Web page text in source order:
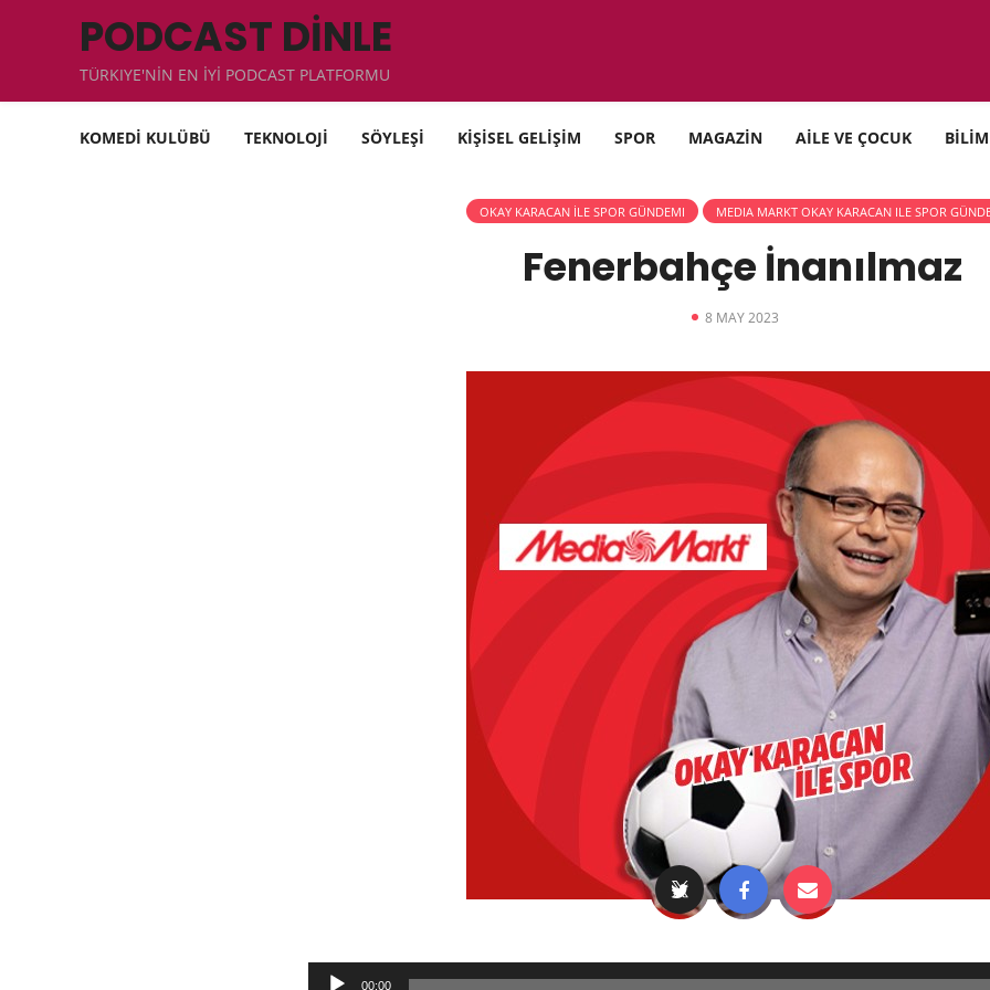
PODCAST DİNLE
TÜRKIYE'NİN EN İYİ PODCAST PLATFORMU
KOMEDİ KULÜBÜ TEKNOLOJİ SÖYLEŞİ KİŞİSEL GELİŞİM SPOR MAGAZİN AİLE VE ÇOCUK BİLİM
OKAY KARACAN İLE SPOR GÜNDEMI MEDIA MARKT OKAY KARACAN ILE SPOR
Fenerbahçe İnanılmaz
8 MAY 2023
Audio
00:00